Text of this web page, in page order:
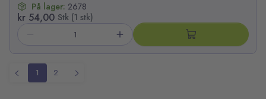
kr 54,00 Stk (1 stk)
På lager: 2678
1 2